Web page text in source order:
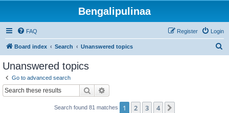
Bengalipulinaa
FAQ Login
Register
Board index Search Unanswered topics
Unanswered topics
Go to advanced search
Search
Search found 81 matches 1 2 3 4